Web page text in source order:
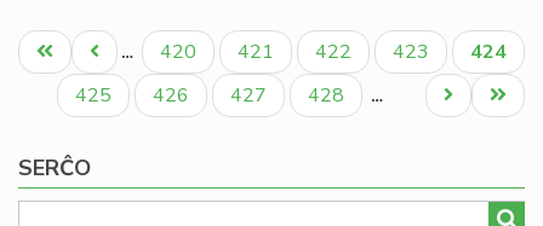
por
Pagination
Unua
paĝo
Antaŭa
paĝo
… Paĝo
420 Paĝo
421 Paĝo
422 Paĝo
423
Aktuala
paĝo
424
Paĝo
425 Paĝo
426 Paĝo
427 Paĝo
428 …
Last
page
Next
page
SERĈO